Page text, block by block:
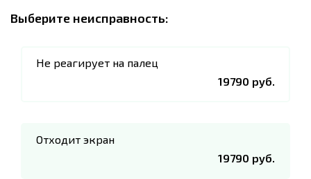
Выберите неисправность:
Не реагирует на палец
19790 руб.
Отходит экран
19790 руб.